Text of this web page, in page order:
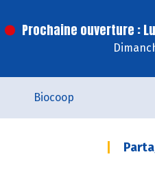
Prochaine ouverture :
Biocoop